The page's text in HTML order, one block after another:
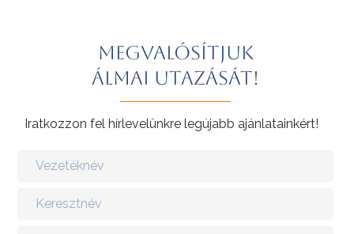
Megvalósítjuk
álmai utazását!
Iratkozzon fel hírlevelünkre legújabb ajánlatainkért!